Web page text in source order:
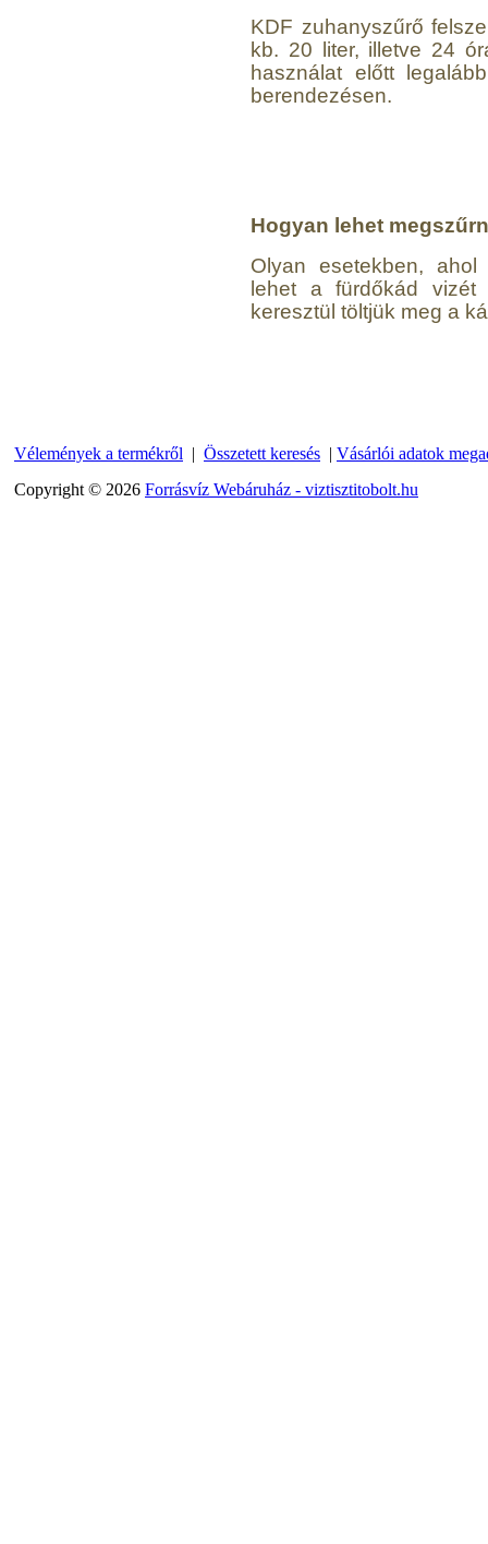
KDF zuhanyszűrő
kb. 20 liter, illetve 24
használat előtt
berendezésen.
Hogyan lehet
Olyan esetekben,
lehet a fürdőkád vizét
keresztül töltjük meg a
Vélemények a termékről | Összetett keresés | Vásárlói adatok
Copyright © 2026 Forrásvíz Webáruház - viztisztitobolt.hu